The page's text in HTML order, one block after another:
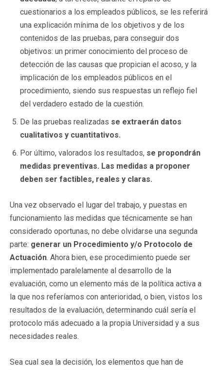
cuestionarios a los empleados públicos, se les referirá
una explicación mínima de los objetivos y de los
contenidos de las pruebas, para conseguir dos
objetivos: un primer conocimiento del proceso de
detección de las causas que propician el acoso, y la
implicación de los empleados públicos en el
procedimiento, siendo sus respuestas un reflejo fiel
del verdadero estado de la cuestión.
De las pruebas realizadas se extraerán datos
cualitativos y cuantitativos.
Por último, valorados los resultados, se propondrán
medidas preventivas. Las medidas a proponer
deben ser factibles, reales y claras.
Una vez observado el lugar del trabajo, y puestas en
funcionamiento las medidas que técnicamente se han
considerado oportunas, no debe olvidarse una segunda
parte: generar un Procedimiento y/o Protocolo de
Actuación. Ahora bien, ese procedimiento puede ser
implementado paralelamente al desarrollo de la
evaluación, como un elemento más de la política activa a
la que nos referíamos con anterioridad, o bien, vistos los
resultados de la evaluación, determinando cuál sería el
protocolo más adecuado a la propia Universidad y a sus
necesidades reales.
Sea cual sea la decisión, los elementos que han de